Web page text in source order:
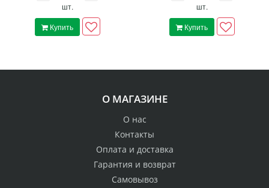
шт.
Купить
шт.
Купить
О МАГАЗИНЕ
О нас
Контакты
Оплата и доставка
Гарантия и возврат
Самовывоз